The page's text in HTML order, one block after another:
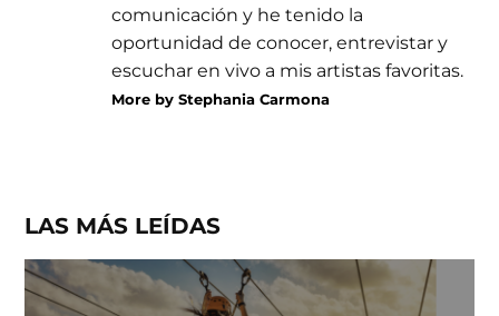
comunicación y he tenido la
oportunidad de conocer, entrevistar y
escuchar en vivo a mis artistas favoritas.
More by Stephania Carmona
LAS MÁS LEÍDAS